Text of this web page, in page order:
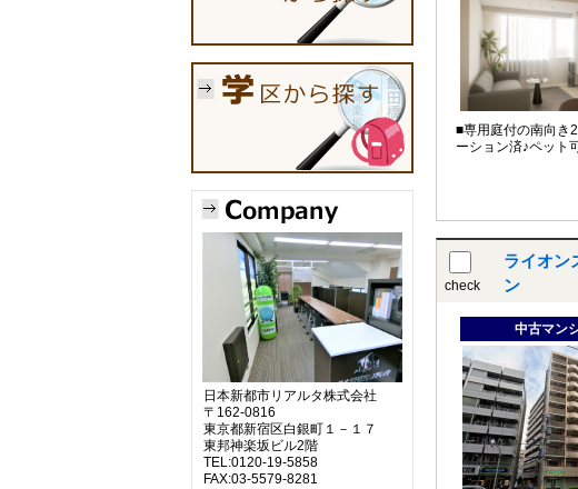
■専用庭付の南向き
ーション済♪ペット
check
ライオン
ン
中古マン
日本新都市リアルタ株式会社
〒162-0816
東京都新宿区白銀町１－１７
東邦神楽坂ビル2階
TEL:0120-19-5858
FAX:03-5579-8281